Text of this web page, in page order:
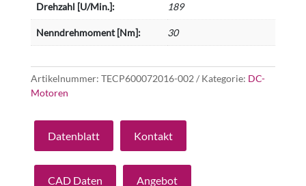
Drehzahl [U/Min.]: 189
Nenndrehmoment [Nm]: 30
Artikelnummer: TECP600072016-002 Kategorie: DC-
Motoren
Datenblatt Kontakt
CAD Daten Angebot